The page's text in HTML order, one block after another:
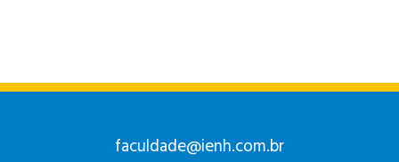
faculdade@ienh.com.br